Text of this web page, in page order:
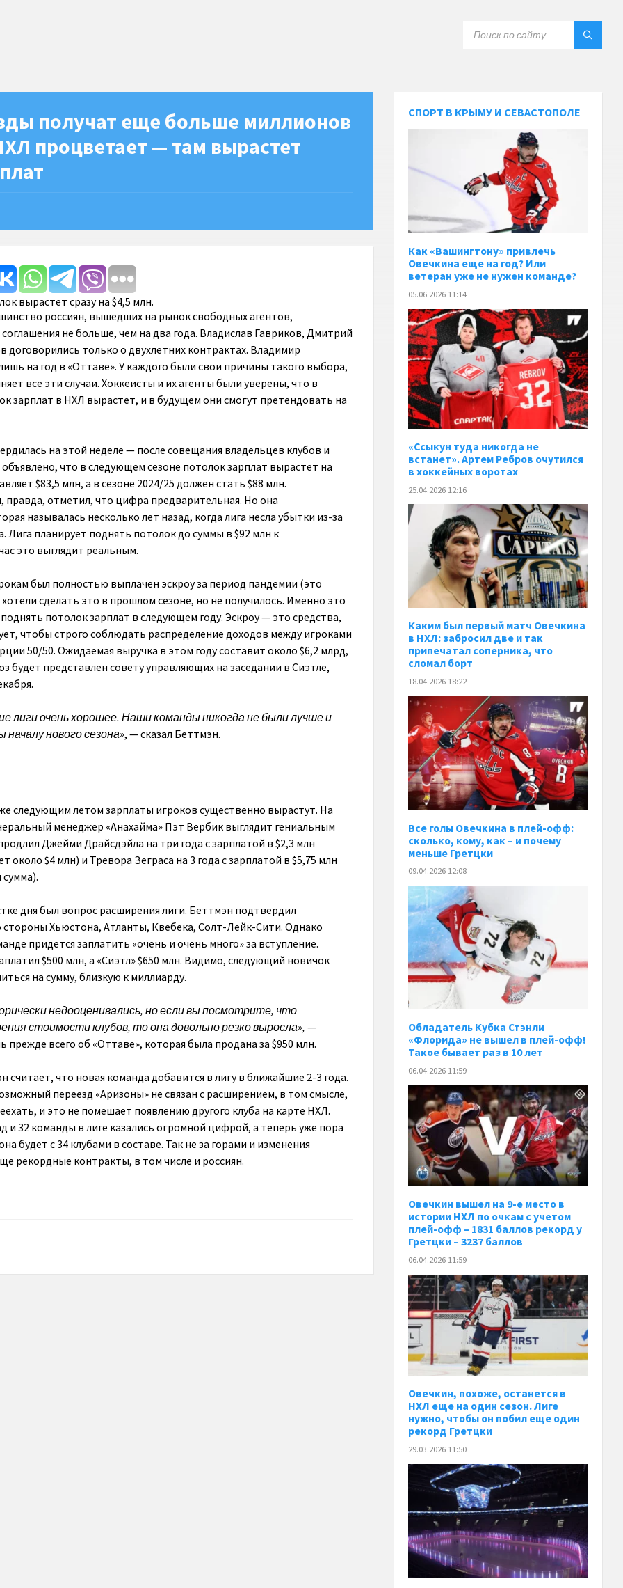
получат еще больше миллионов
процветает — там вырастет
вырастет сразу на $4,5 млн.
россиян, вышедших на рынок свободных агентов,
не больше, чем на два года. Владислав Гавриков, Дмитрий
договорились только о двухлетних контрактах. Владимир
на год в «Оттаве». У каждого были свои причины такого выбора,
все эти случаи. Хоккеисты и их агенты были уверены, что в
зарплат в НХЛ вырастет, и в будущем они смогут претендовать на
на этой неделе — после совещания владельцев клубов и
что в следующем сезоне потолок зарплат вырастет на
$83,5 млн, а в сезоне 2024/25 должен стать $88 млн.
правда, отметил, что цифра предварительная. Но она
называлась несколько лет назад, когда лига несла убытки из-за
Лига планирует поднять потолок до суммы в $92 млн к
это выглядит реальным.
был полностью выплачен эскроу за период пандемии (это
сделать это в прошлом сезоне, но не получилось. Именно это
потолок зарплат в следующем году. Эскроу — это средства,
чтобы строго соблюдать распределение доходов между игроками
50/50. Ожидаемая выручка в этом году составит около $6,2 млрд,
будет представлен совету управляющих на заседании в Сиэтле,
лиги очень хорошее. Наши команды никогда не были лучше и
нового сезона», — сказал Беттмэн.
следующим летом зарплаты игроков существенно вырастут. На
менеджер «Анахайма» Пэт Вербик выглядит гениальным
Джейми Драйсдэйла на три года с зарплатой в $2,3 млн
около $4 млн) и Тревора Зеграса на 3 года с зарплатой в $5,75 млн
дня был вопрос расширения лиги. Беттмэн подтвердил
стороны Хьюстона, Атланты, Квебека, Солт-Лейк-Сити. Однако
придется заплатить «очень и очень много» за вступление.
$500 млн, а «Сиэтл» $650 млн. Видимо, следующий новичок
на сумму, близкую к миллиарду.
недооценивались, но если вы посмотрите, что
стоимости клубов, то она довольно резко выросла», —
прежде всего об «Оттаве», которая была продана за $950 млн.
что новая команда добавится в лигу в ближайшие 2-3 года.
переезд «Аризоны» не связан с расширением, в том смысле,
и это не помешает появлению другого клуба на карте НХЛ.
и 32 команды в лиге казались огромной цифрой, а теперь уже пора
будет с 34 клубами в составе. Так не за горами и изменения
рекордные контракты, в том числе и россиян.
СПОРТ В КРЫМУ И СЕВАСТОПОЛЕ
Как «Вашингтону» привлечь
Овечкина еще на год? Или
ветеран уже не нужен команде?
05.06.2026 11:14
«Ссыкун туда никогда не
встанет». Артем Ребров очутился
в хоккейных воротах
25.04.2026 12:16
Каким был первый матч Овечкина
в НХЛ: забросил две и так
припечатал соперника, что
сломал борт
18.04.2026 18:22
Все голы Овечкина в плей-офф:
сколько, кому, как – и почему
меньше Гретцки
09.04.2026 12:08
Обладатель Кубка Стэнли
«Флорида» не вышел в плей-офф!
Такое бывает раз в 10 лет
06.04.2026 11:59
Овечкин вышел на 9-е место в
истории НХЛ по очкам с учетом
плей-офф – 1831 баллов рекорд у
Гретцки – 3237 баллов
06.04.2026 11:59
Овечкин, похоже, останется в
НХЛ еще на один сезон. Лиге
нужно, чтобы он побил еще один
рекорд Гретцки
29.03.2026 11:50